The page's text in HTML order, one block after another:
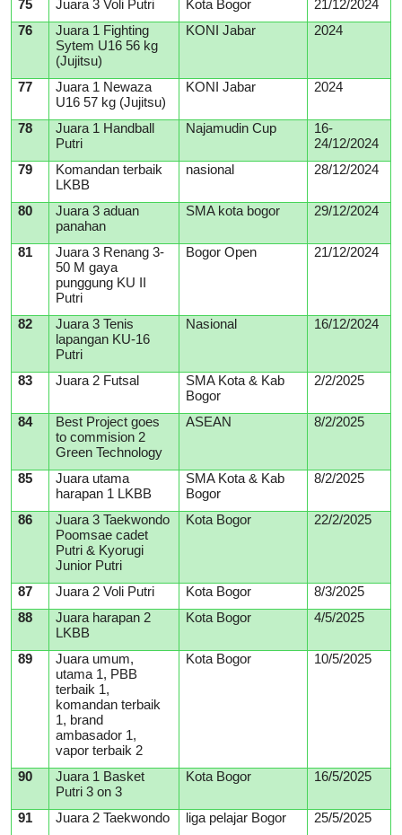
75
Juara 3 Voli Putri Kota Bogor
21/12/2024
76
Juara 1 Fighting
Sytem U16 56 kg
(Jujitsu)
KONI Jabar 2024
77
Juara 1 Newaza
U16 57 kg (Jujitsu)
KONI Jabar 2024
78
Juara 1 Handball
Putri
Najamudin Cup
16-
24/12/2024
79
Komandan terbaik
LKBB
nasional 28/12/2024
80
Juara 3 aduan
panahan
SMA kota bogor 29/12/2024
81
Juara 3 Renang 3-
50 M gaya
punggung KU II
Putri
Bogor Open 21/12/2024
82
Juara 3 Tenis
lapangan KU-16
Putri
Nasional 16/12/2024
83 Juara 2 Futsal
SMA Kota & Kab
Bogor
2/2/2025
84
Best Project goes
to commision 2
Green Technology
ASEAN 8/2/2025
85
Juara utama
harapan 1 LKBB
SMA Kota & Kab
Bogor
8/2/2025
86
Juara 3 Taekwondo
Poomsae cadet
Putri & Kyorugi
Junior Putri
Kota Bogor 22/2/2025
87 Juara 2 Voli Putri Kota Bogor
8/3/2025
88
Juara harapan 2
LKBB
Kota Bogor 4/5/2025
89
Juara umum,
utama 1, PBB
terbaik 1,
komandan terbaik
1, brand
ambasador 1,
vapor terbaik 2
Kota Bogor 10/5/2025
90
Juara 1 Basket
Putri 3 on 3
Kota Bogor 16/5/2025
91 Juara 2 Taekwondo liga pelajar Bogor
25/5/2025